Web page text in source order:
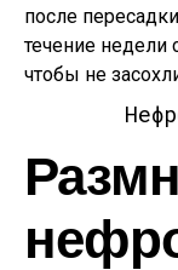
после
течение недели
чтобы не